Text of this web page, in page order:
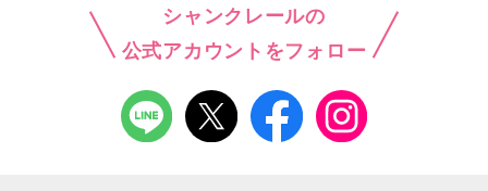
シャンクレールの
公式アカウントをフォロー